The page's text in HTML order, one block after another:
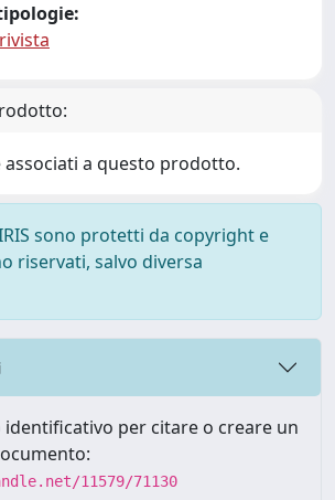
associati a questo prodotto.
sono protetti da copyright e
riservati, salvo diversa
identificativo per citare o creare un
11579/71130